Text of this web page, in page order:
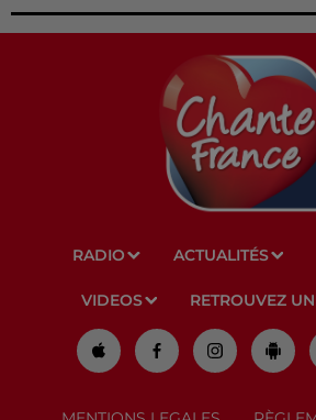
RADIO ACTUALITÉS
VIDEOS RETROUVEZ